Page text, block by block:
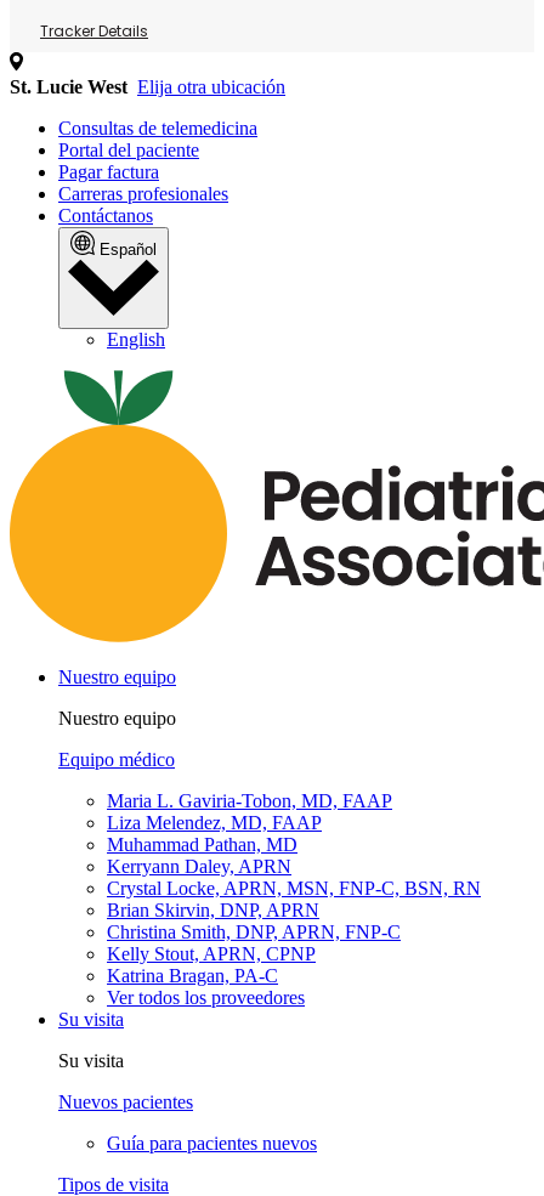
Tracker Details
St. Lucie West Elija otra ubicación
Consultas de telemedicina
Portal del paciente
Pagar factura
Carreras profesionales
Contáctanos
Español
English
Nuestro equipo
Nuestro equipo
Equipo médico
Maria L. Gaviria-Tobon, MD, FAAP
Liza Melendez, MD, FAAP
Muhammad Pathan, MD
Kerryann Daley, APRN
Crystal Locke, APRN, MSN, FNP-C, BSN, RN
Brian Skirvin, DNP, APRN
Christina Smith, DNP, APRN, FNP-C
Kelly Stout, APRN, CPNP
Katrina Bragan, PA-C
Ver todos los proveedores
Su visita
Su visita
Nuevos pacientes
Guía para pacientes nuevos
Tipos de visita